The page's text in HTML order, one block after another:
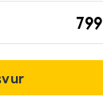
799